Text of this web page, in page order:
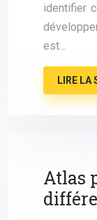
identifier
est…
LIRE LA
Atlas